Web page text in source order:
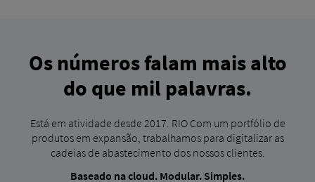
Os números falam mais alto
do que mil palavras.
Está em atividade desde 2017. RIO Com um portfólio de
produtos em expansão, trabalhamos para digitalizar as
cadeias de abastecimento dos nossos clientes.
Baseado na cloud. Modular. Simples.